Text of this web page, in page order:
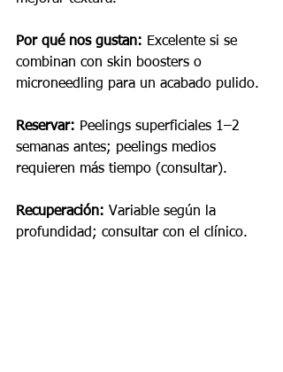
Por qué nos gustan: Excelente si se
combinan con skin boosters o
microneedling para un acabado pulido.
Reservar: Peelings superficiales 1–2
semanas antes; peelings medios
requieren más tiempo (consultar).
Recuperación: Variable según la
profundidad; consultar con el clínico.